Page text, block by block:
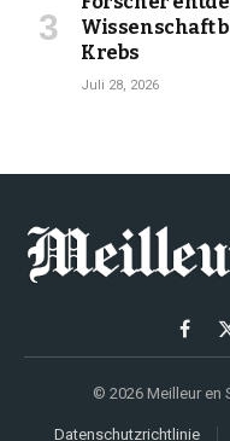
Wissenschaft
Krebs
Juli 28, 2026
© 2026 Meilleur en
Datenschutzrichtlinie